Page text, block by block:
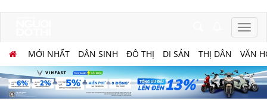
MỚI NHẤT DÂN SINH ĐÔ THỊ DI SẢN THỊ DÂN VĂN